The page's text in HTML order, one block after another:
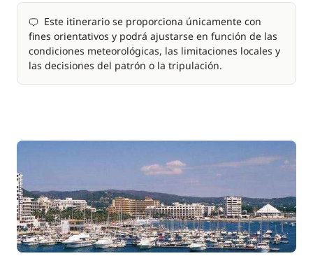
Este itinerario se proporciona únicamente con
fines orientativos y podrá ajustarse en función de las
condiciones meteorológicas, las limitaciones locales y
las decisiones del patrón o la tripulación.